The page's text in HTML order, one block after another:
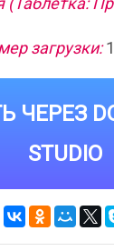
загрузки:
ЧЕРЕЗ
STUDIO